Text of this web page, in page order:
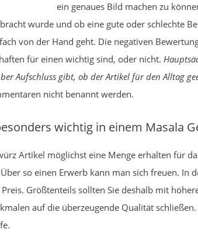
ein genaues Bild machen zu
wurde und ob eine gute oder schlechte
von der Hand geht. Die negativen
für einen wichtig sind, oder nicht.
Aufschluss gibt, ob der Artikel für den Alltag
nicht benannt werden.
wichtig in einem Masala
Artikel möglichst eine Menge erhalten für
so einen Erwerb kann man sich freuen.
Größtenteils sollten Sie deshalb mit
auf die überzeugende Qualität